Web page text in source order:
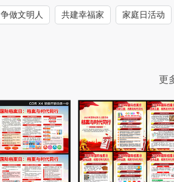
争做文明人 共建幸福家 家庭日活动
更